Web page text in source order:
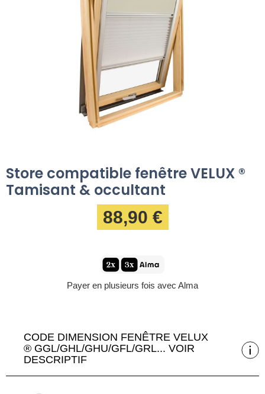
Store compatible fenêtre VELUX ®
Tamisant & occultant
88,90 €
Payer en plusieurs fois avec Alma
CODE DIMENSION FENÊTRE VELUX
® GGL/GHL/GHU/GFL/GRL... VOIR
DESCRIPTIF